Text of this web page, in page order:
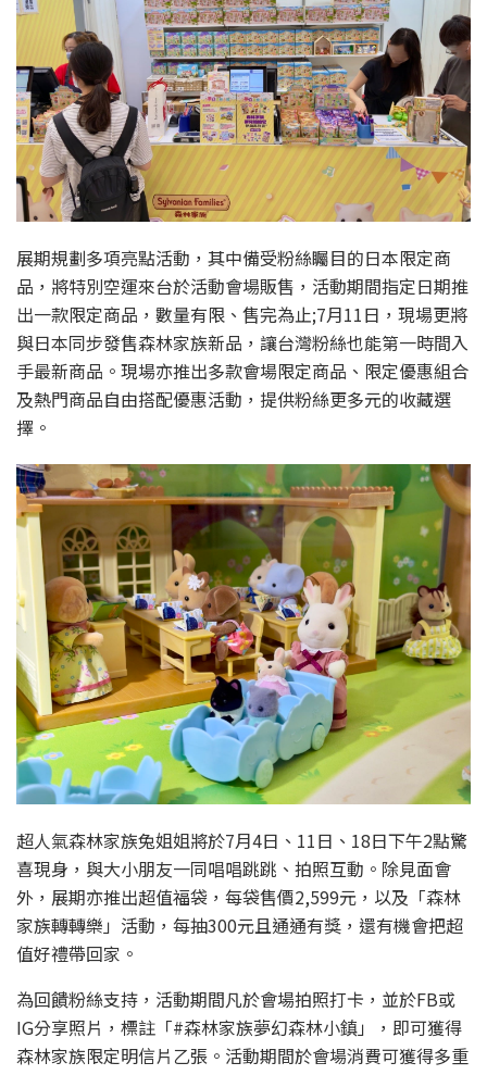
展期規劃多項亮點活動，其中備受粉絲矚目的日本限定商
品，將特別空運來台於活動會場販售，活動期間指定日期推
出一款限定商品，數量有限、售完為止;7月11日，現場更將
與日本同步發售森林家族新品，讓台灣粉絲也能第一時間入
手最新商品。現場亦推出多款會場限定商品、限定優惠組合
及熱門商品自由搭配優惠活動，提供粉絲更多元的收藏選
擇。
超人氣森林家族兔姐姐將於7月4日、11日、18日下午2點驚
喜現身，與大小朋友一同唱唱跳跳、拍照互動。除見面會
外，展期亦推出超值福袋，每袋售價2,599元，以及「森林
家族轉轉樂」活動，每抽300元且通通有獎，還有機會把超
值好禮帶回家。
為回饋粉絲支持，活動期間凡於會場拍照打卡，並於FB或
IG分享照片，標註「#森林家族夢幻森林小鎮」，即可獲得
森林家族限定明信片乙張。活動期間於會場消費可獲得多重